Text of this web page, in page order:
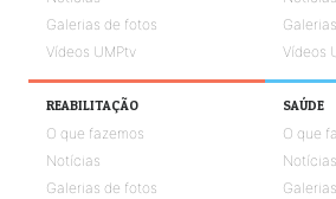
Galerias de fotos
Vídeos UMPtv
Vídeos
REABILITAÇÃO
O que fazemos
Notícias
Galerias de fotos
SAÚDE
O que
Notícias